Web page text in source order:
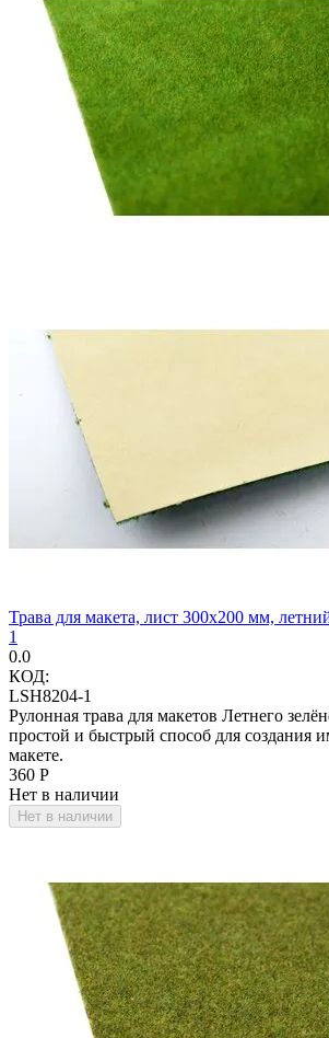
Трава для макета, лист 300х200 мм,
1
0.0
КОД:
LSH8204-1
Рулонная трава для макетов Летнего
простой и быстрый способ для создания
макете.
‍360‍ Р
Нет в наличии
Нет в наличии